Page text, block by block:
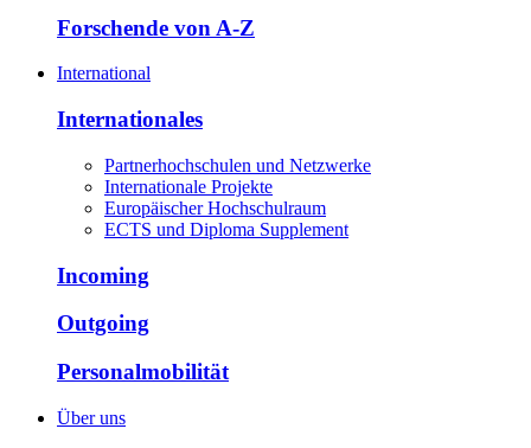
Forschende von A-Z
International
Internationales
Partnerhochschulen und Netzwerke
Internationale Projekte
Europäischer Hochschulraum
ECTS und Diploma Supplement
Incoming
Outgoing
Personalmobilität
Über uns